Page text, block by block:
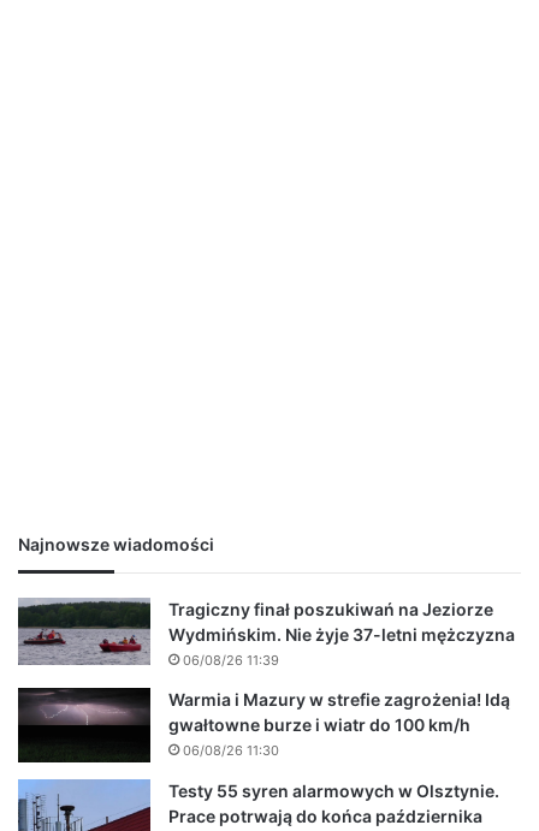
Najnowsze wiadomości
Tragiczny finał poszukiwań na Jeziorze
Wydmińskim. Nie żyje 37-letni mężczyzna
06/08/26 11:39
Warmia i Mazury w strefie zagrożenia! Idą
gwałtowne burze i wiatr do 100 km/h
06/08/26 11:30
Testy 55 syren alarmowych w Olsztynie.
Prace potrwają do końca października